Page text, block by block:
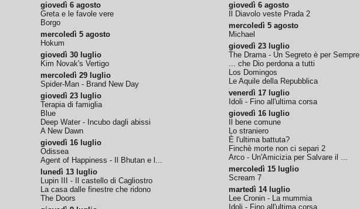
giovedì 6 agosto
Greta e le favole vere
Borgo
mercoledì 5 agosto
Hokum
giovedì 30 luglio
Kim Novak's Vertigo
mercoledì 29 luglio
Spider-Man - Brand New Day
giovedì 23 luglio
Terapia di famiglia
Blue
Deep Water - Incubo dagli abissi
A New Dawn
giovedì 16 luglio
Odissea
Agent of Happiness - Il Bhutan e l...
lunedì 13 luglio
Lupin III - Il castello di Cagliostro
La casa dalle finestre che ridono
The Doors
giovedì 6 agosto
Il Diavolo veste Prada 2
mercoledì 5 agosto
Michael
giovedì 23 luglio
The Drama - Un Segreto è per Sempre
... che Dio perdona a tutti
Los Domingos
Le Aquile della Repubblica
venerdì 17 luglio
Idoli - Fino all'ultima corsa
giovedì 16 luglio
Il bene comune
Lo straniero
È l'ultima battuta?
Finchè morte non ci separi 2
Arco - Un'Amicizia per Salvare il ...
mercoledì 15 luglio
Scream 7
martedì 14 luglio
Lee Cronin - La mummia
Idoli - Fino all'ultima corsa